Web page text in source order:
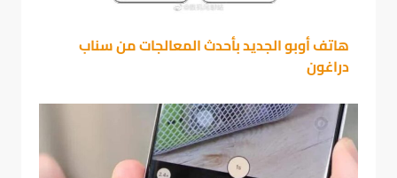
هاتف أوبو الجديد بأحدث المعالجات من سناب
دراغون